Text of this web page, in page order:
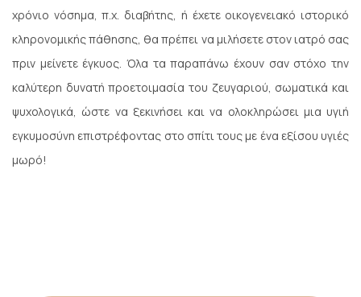
χρόνιο νόσημα, π.χ. διαβήτης, ή έχετε οικογενειακό ιστορικό
κληρονομικής πάθησης, θα πρέπει να μιλήσετε στον ιατρό σας
πριν μείνετε έγκυος. Όλα τα παραπάνω έχουν σαν στόχο την
καλύτερη δυνατή προετοιμασία του ζευγαριού, σωματικά και
ψυχολογικά, ώστε να ξεκινήσει και να ολοκληρώσει μια υγιή
εγκυμοσύνη επιστρέφοντας στο σπίτι τους με ένα εξίσου υγιές
μωρό!